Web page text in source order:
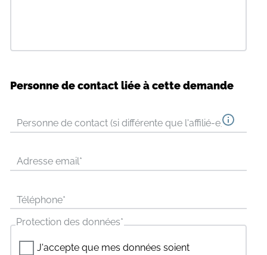
Personne de contact liée à cette demande
Personne de contact (si différente que l'affilié-e)
Adresse email*
Téléphone*
Protection des données*
J'accepte que mes données soient